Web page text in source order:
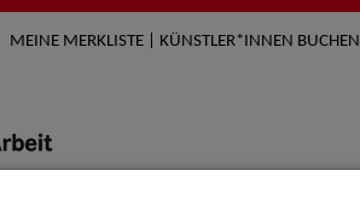
MEINE MERKLISTE | KÜNSTLER*INNEN BUCHEN